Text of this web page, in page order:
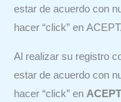
estar de acuerdo con
hacer “click” en
Al realizar su registro
estar de acuerdo con
hacer “click” en